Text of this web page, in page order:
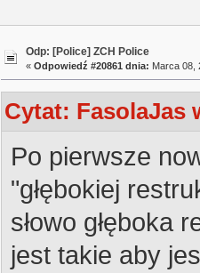
Odp: [Police] ZCH Police
« Odpowiedź #20861 dnia: Marca 08,
Cytat: FasolaJas
Po pierwsze
"głębokiej
słowo głęboka
jest takie aby